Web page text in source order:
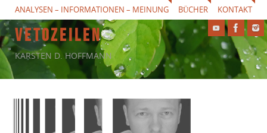
ANALYSEN – INFORMATIONEN – MEINUNG BÜCHER KONTAKT
V E T O Z E I L E N
KARSTEN D. HOFFMANN